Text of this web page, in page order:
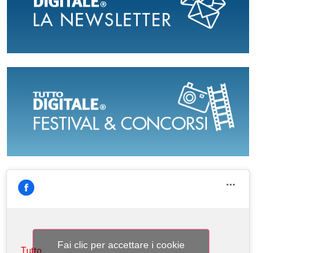
Tutto
Fai clic per accettare i cookie